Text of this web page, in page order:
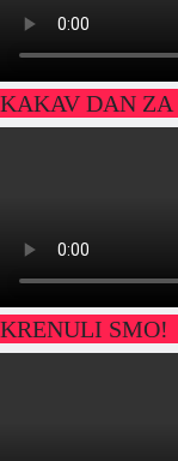
KAKAV DAN
KRENULI SMO!